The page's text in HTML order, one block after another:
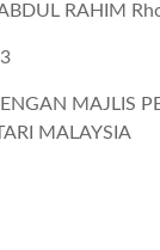
RAHIM
MAJLIS
MALAYSIA